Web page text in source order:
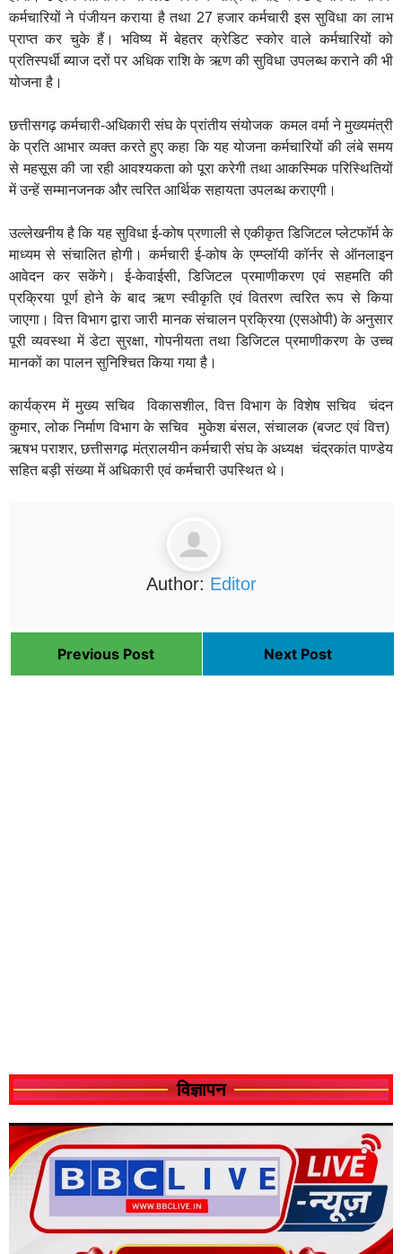
कर्मचारियों ने पंजीयन कराया है तथा 27 हजार कर्मचारी इस सुविधा का लाभ
प्राप्त कर चुके हैं। भविष्य में बेहतर क्रेडिट स्कोर वाले कर्मचारियों को
प्रतिस्पर्धी ब्याज दरों पर अधिक राशि के ऋण की सुविधा उपलब्ध कराने की भी
योजना है।
छत्तीसगढ़ कर्मचारी-अधिकारी संघ के प्रांतीय संयोजक कमल वर्मा ने मुख्यमंत्री
के प्रति आभार व्यक्त करते हुए कहा कि यह योजना कर्मचारियों की लंबे समय
से महसूस की जा रही आवश्यकता को पूरा करेगी तथा आकस्मिक परिस्थितियों
में उन्हें सम्मानजनक और त्वरित आर्थिक सहायता उपलब्ध कराएगी।
उल्लेखनीय है कि यह सुविधा ई-कोष प्रणाली से एकीकृत डिजिटल प्लेटफॉर्म के
माध्यम से संचालित होगी। कर्मचारी ई-कोष के एम्प्लॉयी कॉर्नर से ऑनलाइन
आवेदन कर सकेंगे। ई-केवाईसी, डिजिटल प्रमाणीकरण एवं सहमति की
प्रक्रिया पूर्ण होने के बाद ऋण स्वीकृति एवं वितरण त्वरित रूप से किया
जाएगा। वित्त विभाग द्वारा जारी मानक संचालन प्रक्रिया (एसओपी) के अनुसार
पूरी व्यवस्था में डेटा सुरक्षा, गोपनीयता तथा डिजिटल प्रमाणीकरण के उच्च
मानकों का पालन सुनिश्चित किया गया है।
कार्यक्रम में मुख्य सचिव विकासशील, वित्त विभाग के विशेष सचिव चंदन
कुमार, लोक निर्माण विभाग के सचिव मुकेश बंसल, संचालक (बजट एवं वित्त)
ऋषभ पराशर, छत्तीसगढ़ मंत्रालयीन कर्मचारी संघ के अध्यक्ष चंद्रकांत पाण्डेय
सहित बड़ी संख्या में अधिकारी एवं कर्मचारी उपस्थित थे।
Author: Editor
Previous Post Next Post
विज्ञापन